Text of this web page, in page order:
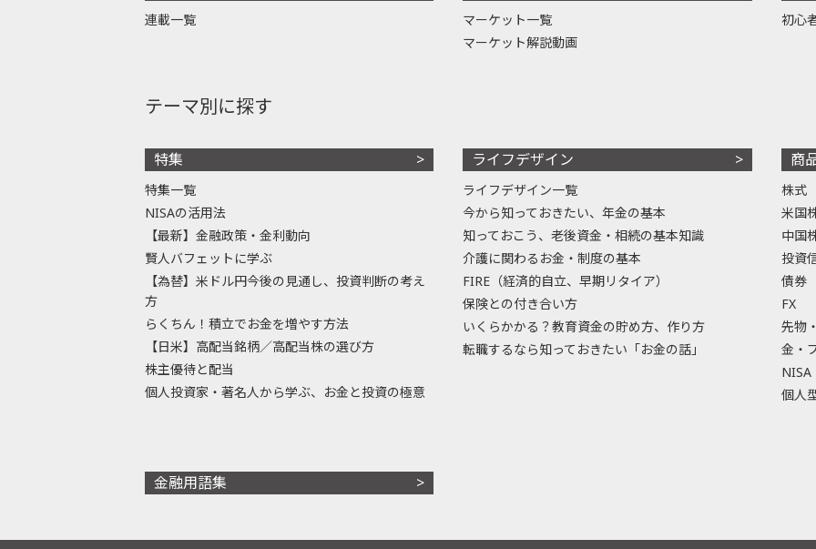
連載一覧
マーケット一覧
マーケット解説動画
初心
テーマ別に探す
特集
特集一覧
NISAの活用法
【最新】金融政策・金利動向
賢人バフェットに学ぶ
【為替】米ドル円今後の見通し、投資判断の考え
方
らくちん！積立でお金を増やす方法
【日米】高配当銘柄／高配当株の選び方
株主優待と配当
個人投資家・著名人から学ぶ、お金と投資の極意
ライフデザイン
ライフデザイン一覧
今から知っておきたい、年金の基本
知っておこう、老後資金・相続の基本知識
介護に関わるお金・制度の基本
FIRE（経済的自立、早期リタイア）
保険との付き合い方
いくらかかる？教育資金の貯め方、作り方
転職するなら知っておきたい「お金の話」
商
株式
米国
中国
投資
債券
FX
先物
金・
NISA
個人
金融用語集